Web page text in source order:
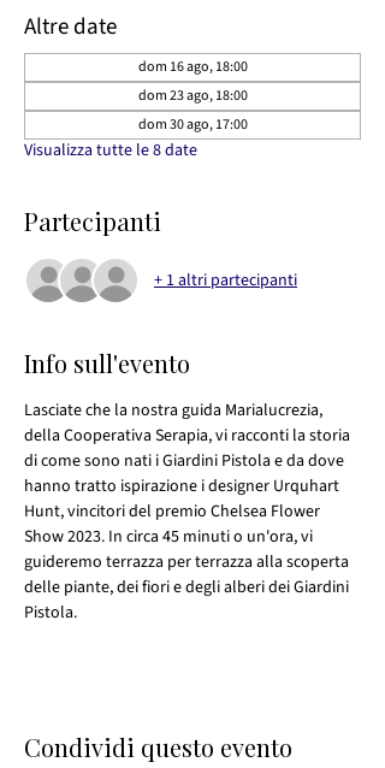
Altre date
dom 16 ago, 18:00
dom 23 ago, 18:00
dom 30 ago, 17:00
Visualizza tutte le 8 date
Partecipanti
+ 1 altri partecipanti
Info sull'evento
Lasciate che la nostra guida Marialucrezia,
della Cooperativa Serapia, vi racconti la storia
di come sono nati i Giardini Pistola e da dove
hanno tratto ispirazione i designer Urquhart
Hunt, vincitori del premio Chelsea Flower
Show 2023. In circa 45 minuti o un'ora, vi
guideremo terrazza per terrazza alla scoperta
delle piante, dei fiori e degli alberi dei Giardini
Pistola.
Condividi questo evento